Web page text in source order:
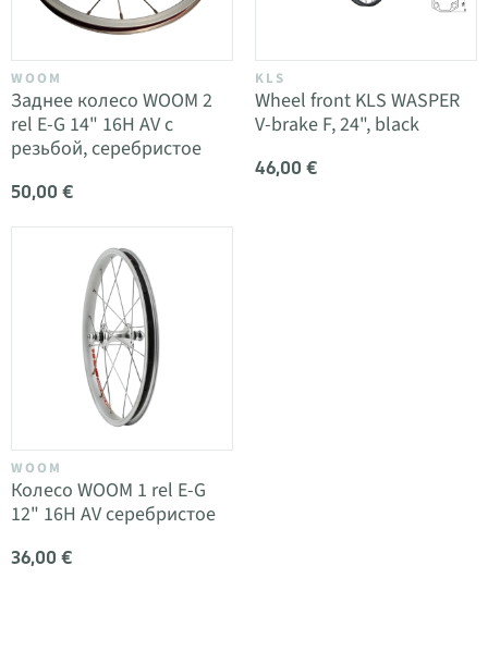
WOOM
Заднее колесо WOOM 2
rel E-G 14" 16H AV с
резьбой, серебристое
50,00 €
KLS
Wheel front KLS WASPER
V-brake F, 24", black
46,00 €
WOOM
Колесо WOOM 1 rel E-G
12" 16H AV серебристое
36,00 €